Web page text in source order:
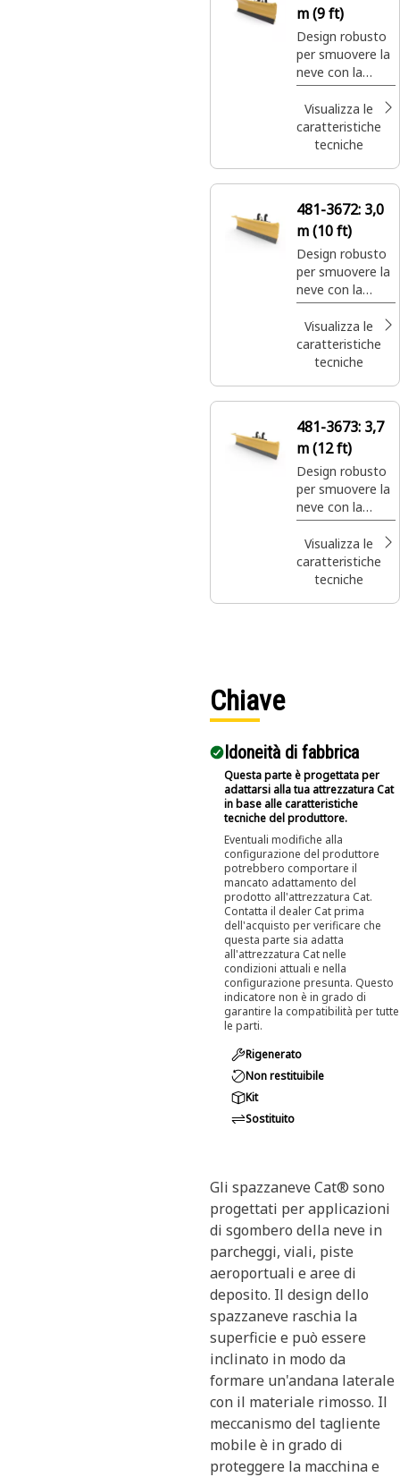
m (9 ft)
Design robusto
per smuovere la
neve con la
massima
efficienza e
potenza.
Visualizza le
caratteristiche
tecniche
481-3672: 3,0
m (10 ft)
Design robusto
per smuovere la
neve con la
massima
efficienza e
potenza.
Visualizza le
caratteristiche
tecniche
481-3673: 3,7
m (12 ft)
Design robusto
per smuovere la
neve con la
massima
efficienza e
potenza.
Visualizza le
caratteristiche
tecniche
Chiave
Idoneità di fabbrica
Questa parte è progettata per
adattarsi alla tua attrezzatura Cat
in base alle caratteristiche
tecniche del produttore.
Eventuali modifiche alla
configurazione del produttore
potrebbero comportare il
mancato adattamento del
prodotto all'attrezzatura Cat.
Contatta il dealer Cat prima
dell'acquisto per verificare che
questa parte sia adatta
all'attrezzatura Cat nelle
condizioni attuali e nella
configurazione presunta. Questo
indicatore non è in grado di
garantire la compatibilità per tutte
le parti.
Rigenerato
Non restituibile
Kit
Sostituito
Gli spazzaneve Cat® sono
progettati per applicazioni
di sgombero della neve in
parcheggi, viali, piste
aeroportuali e aree di
deposito. Il design dello
spazzaneve raschia la
superficie e può essere
inclinato in modo da
formare un'andana laterale
con il materiale rimosso. Il
meccanismo del tagliente
mobile è in grado di
proteggere la macchina e